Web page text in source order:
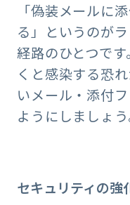
「偽装メールに
る」というのが
経路のひとつで
くと感染する恐
いメール・添付
ようにしましょう
セキュリティの強